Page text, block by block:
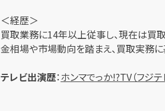
＜経歴＞
買取業務に14年以上従事し、現在は買
金相場や市場動向を踏まえ、買取実務
テレビ出演歴：ホンマでっか!?TV（フジテ